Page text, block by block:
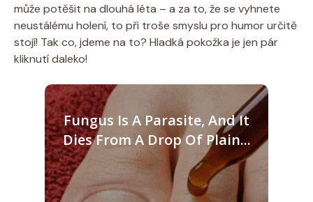
může potěšit na dlouhá léta – a za to, že se vyhnete
neustálému holení, to při troše smyslu pro humor určitě
stojí! Tak co, jdeme na to? Hladká pokožka je jen pár
kliknutí daleko!
Fungus Is A Parasite, And It
Dies From A Drop Of Plain...